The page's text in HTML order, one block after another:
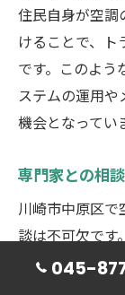
住民自身が空調
けることで、ト
です。このよう
ステムの運用
機会となってい
専門家との相
川崎市中原区
談は不可欠です
ため、適切な
045-